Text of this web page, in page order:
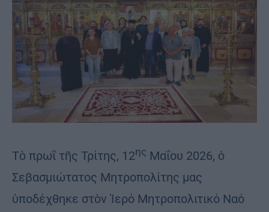
Τὸ πρωΐ τῆς Τρίτης, 12ης Μαΐου 2026, ὁ
Σεβασμιώτατος Μητροπολίτης μας
ὑποδέχθηκε στὸν Ἱερό Μητροπολιτικό Ναό